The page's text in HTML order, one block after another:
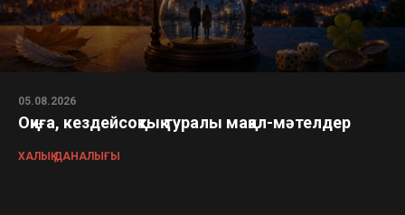
05.08.2026
Оқиға, кездейсоқтық туралы мақал-мәтелдер
ХАЛЫҚ ДАНАЛЫҒЫ